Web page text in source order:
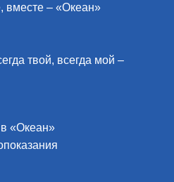
вместе – «Океан»
твой, всегда мой –
в «Океан»